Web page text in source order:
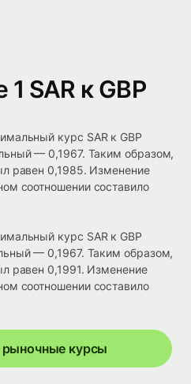
SAR к GBP
курс SAR к GBP
— 0,1967. Таким образом,
равен 0,1985. Изменение
соотношении составило
курс SAR к GBP
— 0,1967. Таким образом,
равен 0,1991. Изменение
соотношении составило
курсы